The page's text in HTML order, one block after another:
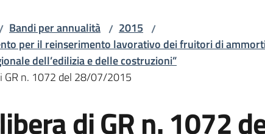
Bandi per annualità / 2015 /
per il reinserimento lavorativo dei fruitori di
dell’edilizia e delle costruzioni”
GR n. 1072 del 28/07/2015
di GR n. 1072